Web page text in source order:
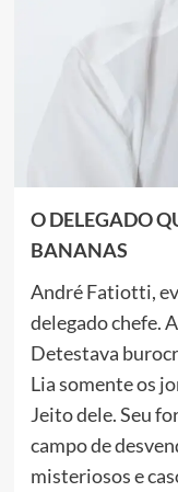
O DELEGADO
BANANAS
André Fatiotti,
delegado chefe.
Detestava
Lia somente os
Jeito dele. Seu
campo de
misteriosos e